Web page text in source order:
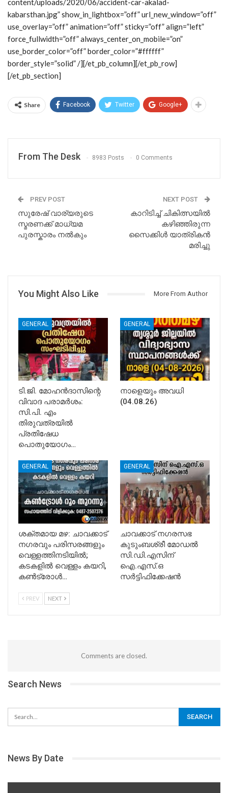
content/uploads/2020/06/accident-car-akalad-
kabarsthan.jpg” show_in_lightbox=”off” url_new_window=”off”
use_overlay=”off” animation=”off” sticky=”off” align=”left”
force_fullwidth=”off” always_center_on_mobile=”on”
use_border_color=”off” border_color=”#ffffff”
border_style=”solid” /][/et_pb_column][/et_pb_row]
[/et_pb_section]
Share Facebook Twitter Google+
From The Desk 8983 Posts 0 Comments
PREV POST
സുരേഷ് വാര്യരുടെ
സ്മരണക്ക് മാധ്യമ
പുരസ്കാരം നൽകും
NEXT POST
കാറിടിച്ച് ചികിത്സയിൽ
കഴിഞ്ഞിരുന്ന
സൈക്കിൾ യാത്രികൻ
മരിച്ചു
You Might Also Like More From Author
GENERAL
ടി.ജി. മോഹൻദാസിന്റെ
വിവാദ പരാമർശം:
സി.പി. എം
തിരുവത്രയിൽ
പ്രതിഷേധ
പൊതുയോഗം…
GENERAL
നാളെയും അവധി
(04.08.26)
GENERAL
ശക്തമായ മഴ: ചാവക്കാട്
നഗരവും പരിസരങ്ങളും
വെള്ളത്തിനടിയിൽ;
കടകളിൽ വെള്ളം കയറി,
കൺട്രോൾ…
GENERAL
ചാവക്കാട് നഗരസഭ
കുടുംബശ്രീ മോഡൽ
സി.ഡി.എസിന്
ഐ.എസ്.ഒ
സർട്ടിഫിക്കേഷൻ
PREV NEXT
Comments are closed.
Search News
News By Date